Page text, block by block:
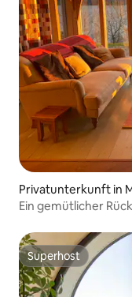
Privatunterkunft in
Ein gemütlicher
Superhost
Superhost